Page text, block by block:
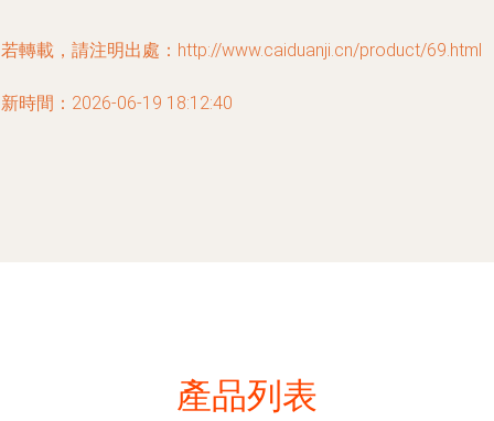
轉載，請注明出處：http://www.caiduanji.cn/product/69.html
時間：2026-06-19 18:12:40
產品列表